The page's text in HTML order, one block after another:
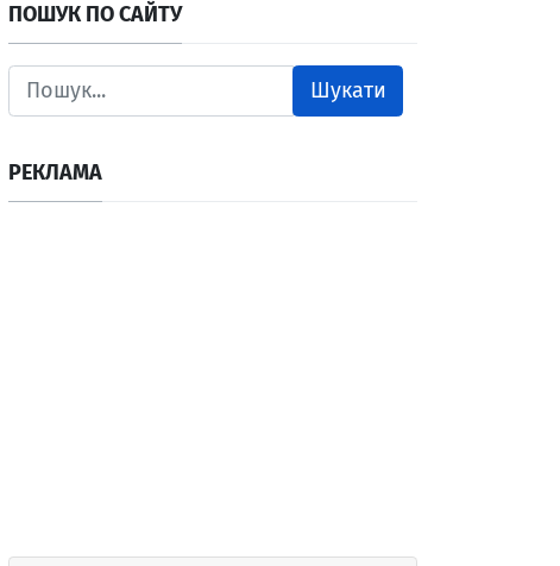
ПОШУК ПО САЙТУ
Шукати
РЕКЛАМА